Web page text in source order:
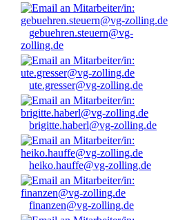
gebuehren.steuern@vg-
zolling.de
ute.gresser@vg-zolling.de
brigitte.haberl@vg-zolling.de
heiko.hauffe@vg-zolling.de
finanzen@vg-zolling.de